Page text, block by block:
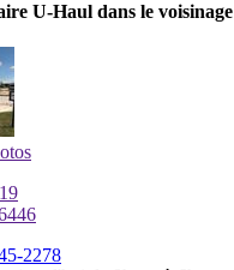
U-Haul dans le voisinage
2278